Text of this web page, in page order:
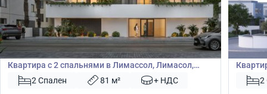
€460 000
Квартира
Квартира с 2 спальнями в Лимассол, Лимасол,
Кипр № 42723
2 Спален 81 м² + НДС
€460
Кипр2